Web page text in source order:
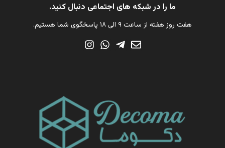
ما را در شبکه های اجتماعی دنبال کنید.
هفت روز هفته از ساعت ۹ الی ۱۸ پاسخگوی شما هستیم.